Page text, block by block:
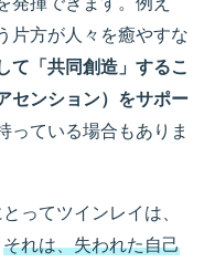
片方が人々を癒やすな
て「共同創造」するこ
センション）をサポー
っている場合もありま
ってツインレイは、
それは、失われた自己